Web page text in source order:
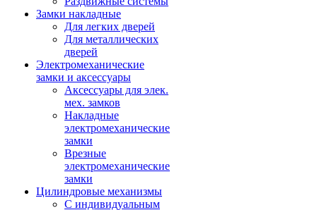
Замки накладные
Для легких дверей
Для металлических
дверей
Электромеханические
замки и аксессуары
Аксессуары для элек.
мех. замков
Накладные
электромеханические
замки
Врезные
электромеханические
замки
Цилиндровые механизмы
С индивидуальным